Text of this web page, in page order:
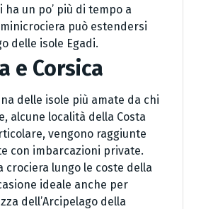
ha un po’ più di tempo a
può estendersi
delle isole Egadi.
e Corsica
delle isole più amate da chi
alcune località della Costa
vengono raggiunte
con imbarcazioni private.
crociera lungo le coste della
ideale anche per
dell’Arcipelago della